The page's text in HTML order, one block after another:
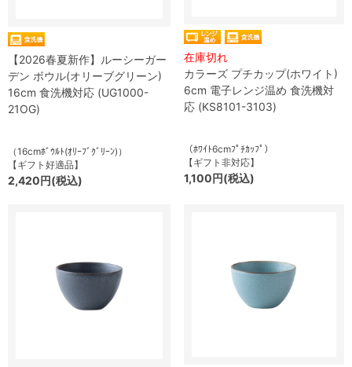
【2026春夏新作】ルーシーガー
デン ボウル(オリーブグリーン)
16cm 食洗機対応 (UG1000-
21OG)
（16cmﾎﾞｳﾙﾄ(ｵﾘｰﾌﾞｸﾞﾘｰﾝ)）
【ギフト好適品】
2,420円(税込)
在庫切れ
カラーズ プチカップ(ホワイト)
6cm 電子レンジ温め 食洗機対
応 (KS8101-3103)
（ﾎﾜｲﾄ6cmﾌﾟﾁｶｯﾌﾟ）
【ギフト非対応】
1,100円(税込)